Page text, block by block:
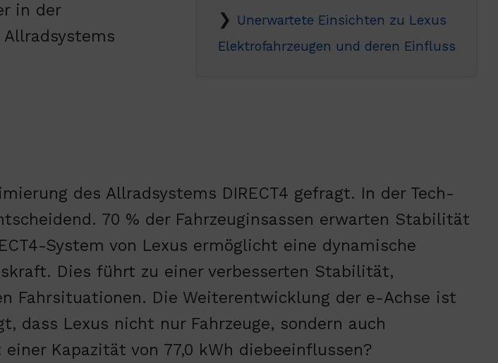
Unerwartete Einsichten zu Lexus
Elektrofahrzeugen und deren Einfluss
in der
des Allradsystems DIRECT4 gefragt. In der Tech-
70 % der Fahrzeuginsassen erwarten Stabilität
System von Lexus ermöglicht eine dynamische
Dies führt zu einer verbesserten Stabilität,
Fahrsituationen. Die Weiterentwicklung der e-Achse ist
dass Lexus nicht nur Fahrzeuge, sondern auch
Kapazität von 77,0 kWh diebeeinflussen?